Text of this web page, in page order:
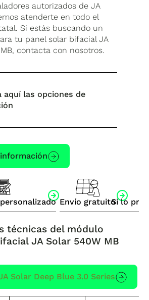
autorizados de JA
atenderte en todo el
Si estás buscando un
tu panel solar bifacial JA
contacta con nosotros.
aquí las opciones de
Envío gratuitoSi lo
técnicas del módulo
JA Solar 540W MB
Solar Deep Blue 3.0 Series